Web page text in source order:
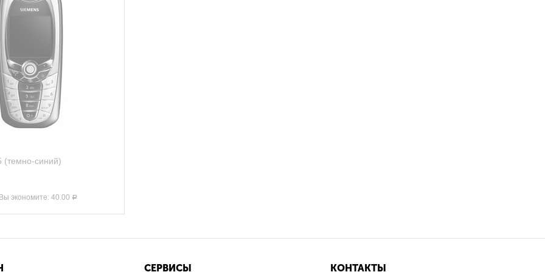
(темно-синий)
экономите:40.00 Р
СЕРВИСЫ КОНТАКТЫ